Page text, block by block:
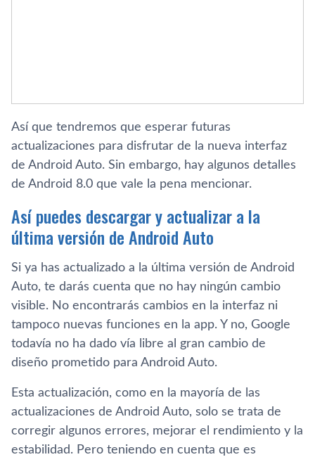
Así que tendremos que esperar futuras
actualizaciones para disfrutar de la nueva interfaz
de Android Auto. Sin embargo, hay algunos detalles
de Android 8.0 que vale la pena mencionar.
Así puedes descargar y actualizar a la
última versión de Android Auto
Si ya has actualizado a la última versión de Android
Auto, te darás cuenta que no hay ningún cambio
visible. No encontrarás cambios en la interfaz ni
tampoco nuevas funciones en la app. Y no, Google
todavía no ha dado vía libre al gran cambio de
diseño prometido para Android Auto.
Esta actualización, como en la mayoría de las
actualizaciones de Android Auto, solo se trata de
corregir algunos errores, mejorar el rendimiento y la
estabilidad. Pero teniendo en cuenta que es